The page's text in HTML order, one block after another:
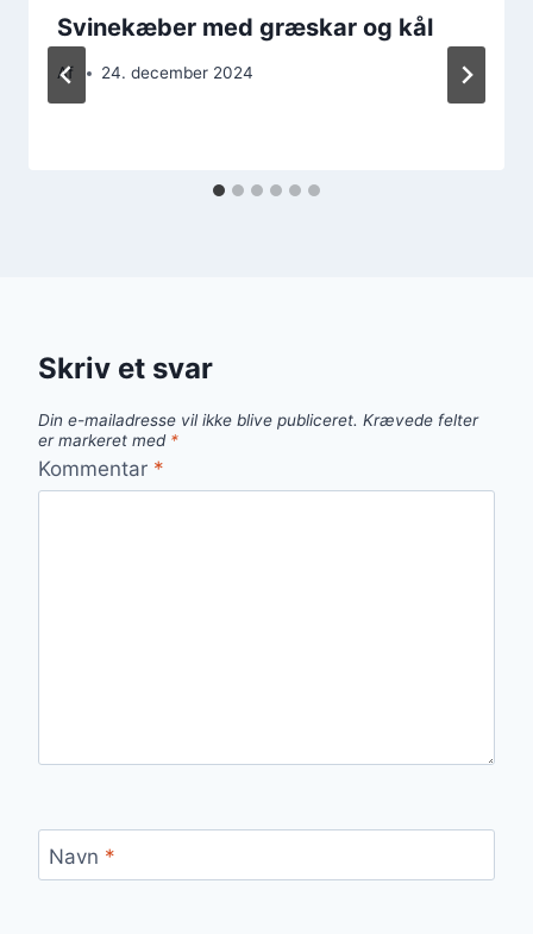
Svinekæber med græskar og kål
Af 24. december 2024
Skriv et svar
Din e-mailadresse vil ikke blive publiceret. Krævede felter
er markeret med *
Kommentar *
Navn *